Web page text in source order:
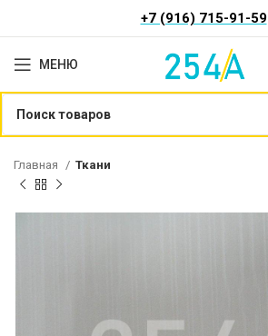
+7 (916) 715-91-59
МЕНЮ
Главная Ткани